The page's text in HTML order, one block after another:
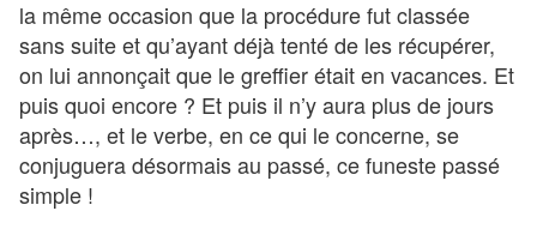
la même occasion que la procédure fut classée
sans suite et qu’ayant déjà tenté de les récupérer,
on lui annonçait que le greffier était en vacances. Et
puis quoi encore ? Et puis il n’y aura plus de jours
après…, et le verbe, en ce qui le concerne, se
conjuguera désormais au passé, ce funeste passé
simple !